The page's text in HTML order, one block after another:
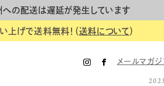
への配送は遅延が発生しています
上げで送料無料！（送料について）
メールマガ